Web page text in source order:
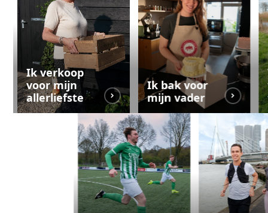
Ik verkoop
voor mijn
allerliefste
Ik bak voor
mijn vader